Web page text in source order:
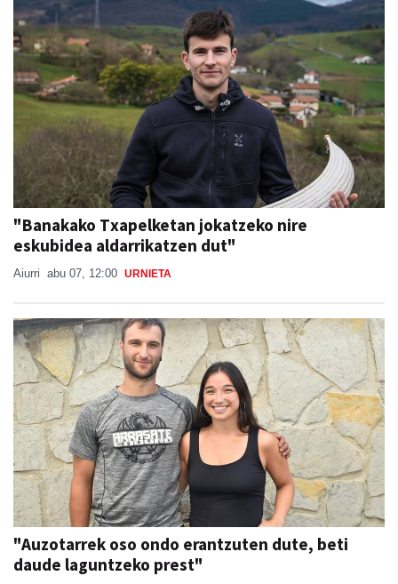
"Banakako Txapelketan jokatzeko nire
eskubidea aldarrikatzen dut"
Aiurri abu 07, 12:00 URNIETA
"Auzotarrek oso ondo erantzuten dute, beti
daude laguntzeko prest"